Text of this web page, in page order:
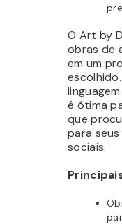
O Art by
obras de
em um
é ótima
que
para
sociais.